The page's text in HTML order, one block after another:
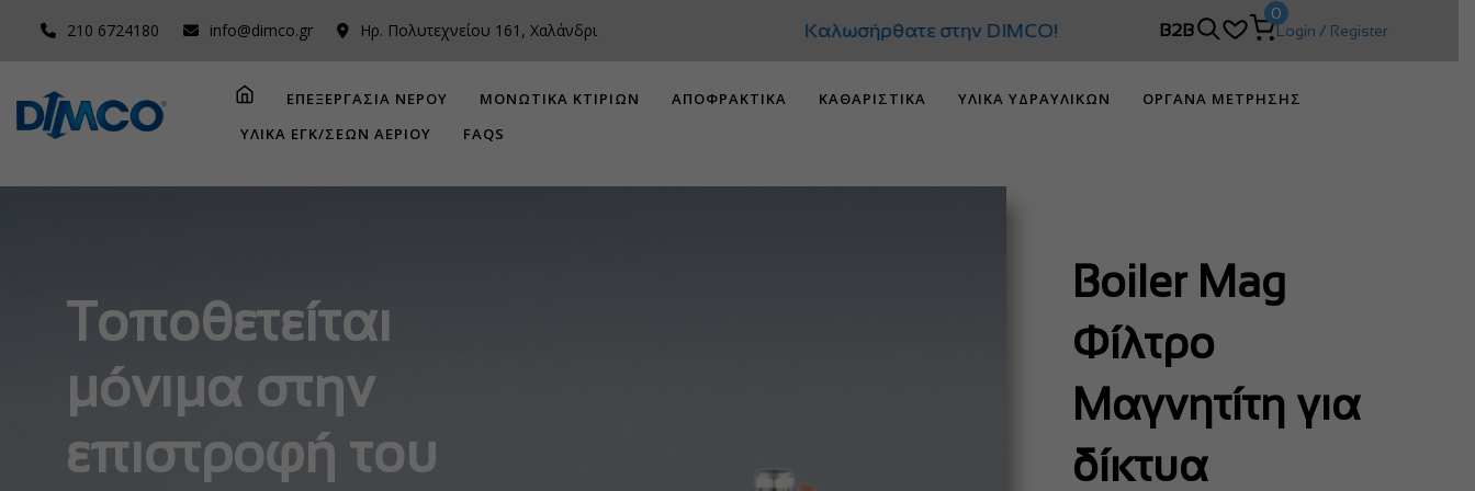
210 6724180 info@dimco.gr Ηρ. Πολυτεχνείου 161, Χαλάνδρι Καλωσήρθατε στην DIMCO! B2B
0
Login / Register
ΕΠΕΞΕΡΓΑΣΙΑ ΝΕΡΟΥ ΜΟΝΩΤΙΚΑ ΚΤΙΡΙΩΝ ΑΠΟΦΡΑΚΤΙΚΑ ΚΑΘΑΡΙΣΤΙΚΑ ΥΛΙΚΑ ΥΔΡΑΥΛΙΚΩΝ
ΟΡΓΑΝΑ ΜΕΤΡΗΣΗΣ
ΥΛΙΚΑ ΕΓΚ/ΣΕΩΝ ΑΕΡΙΟΥ
FAQS
Τοποθετείται
μόνιμα στην
επιστροφή του
Boiler Mag
Φίλτρο
Μαγνητίτη για
δίκτυα